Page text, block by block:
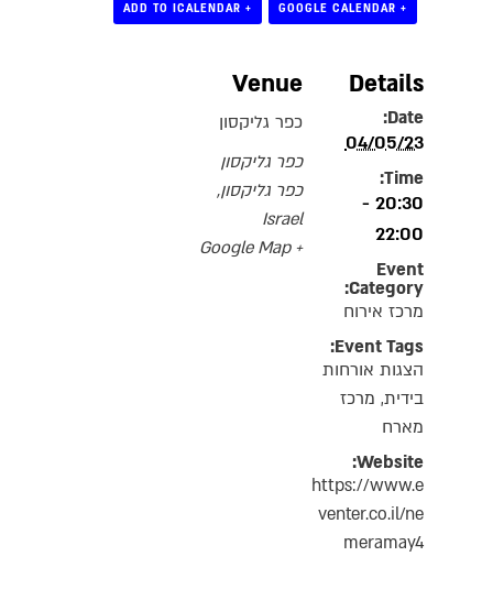
+ GOOGLE CALENDAR
+ ADD TO ICALENDAR
Details
Date:
04/05/23
Time:
20:30 -
22:00
Event
Category:
מרכז אירוח
Event Tags:
הצגות אורחות
בידית, מרכז
מארח
Website:
https://www.e
venter.co.il/ne
meramay4
Venue
כפר גליקסון
כפר גליקסון
כפר גליקסון,
Israel
+ Google Map